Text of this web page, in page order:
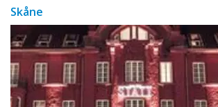
Skåne